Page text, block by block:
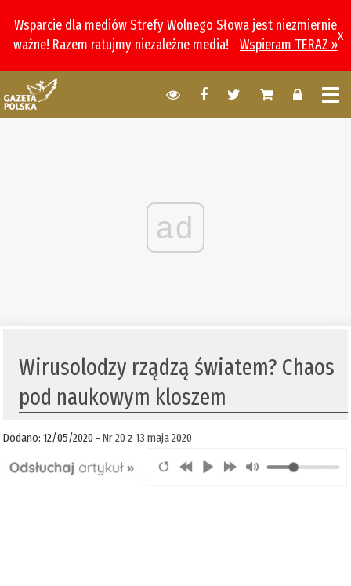
Wsparcie dla mediów Strefy Wolnego Słowa jest niezmiernie
ważne! Razem ratujmy niezależne media!
Wspieram TERAZ »
x
ad
Wirusolodzy rządzą światem? Chaos
pod naukowym kloszem
Dodano: 12/05/2020 -Nr 20 z 13 maja 2020